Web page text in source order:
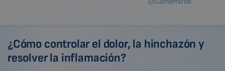
¿Cómo controlar el dolor, la hinchazón y
resolver la inflamación?